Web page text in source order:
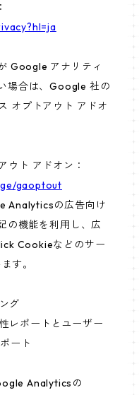
Google アナリティ
場合は、Google 社の
オプトアウト アドオ
ウト アドオン：
gaoptout
Analyticsの広告向け
の機能を利用し、広
Cookieなどのサー
す。
グ
レポートとユーザー
ート
Analyticsの